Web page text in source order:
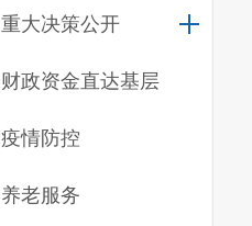
重大决策公开
财政资金直达基层
疫情防控
养老服务